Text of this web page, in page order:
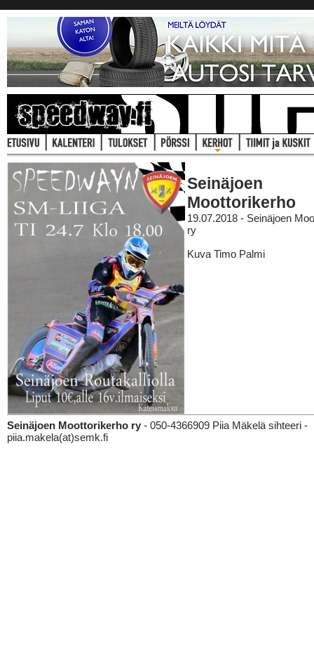
Seinäjoen
Moottorikerho
19.07.2018 - Seinäjoen
ry
Kuva Timo Palmi
Seinäjoen Moottorikerho ry - 050-4366909 Piia Mäkelä sihteeri -
piia.makela(at)semk.fi